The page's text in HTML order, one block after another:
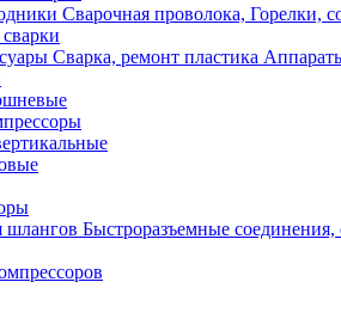
Сварочная проволока, Горелки,
Сварка, ремонт пластика
Быстроразъемные